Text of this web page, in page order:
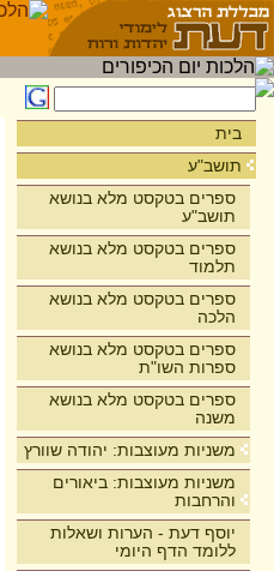
בית
תושב"ע
ספרים בטקסט מלא בנושא
תושב"ע
ספרים בטקסט מלא בנושא
תלמוד
ספרים בטקסט מלא בנושא
הלכה
ספרים בטקסט מלא בנושא
ספרות השו"ת
ספרים בטקסט מלא בנושא
משנה
משניות מעוצבות: יהודה שוורץ
משניות מעוצבות: ביאורים
והרחבות
יוסף דעת - הערות ושאלות
ללומד הדף היומי